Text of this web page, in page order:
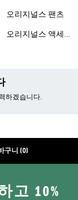
오리지널스 팬츠
오리지널스 액세
하겠습니다.
구니 (0)
고 10%